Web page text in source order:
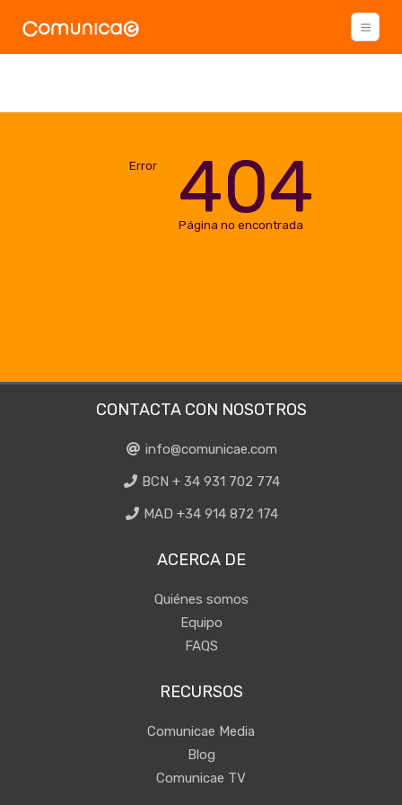
Error 404
Página no encontrada
CONTACTA CON NOSOTROS
info@comunicae.com
BCN + 34 931 702 774
MAD +34 914 872 174
ACERCA DE
Quiénes somos
Equipo
FAQS
RECURSOS
Comunicae Media
Blog
Comunicae TV